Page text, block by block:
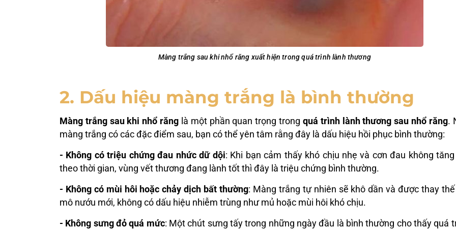
Màng trắng sau khi nhổ răng xuất hiện trong quá trình lành thương
2. Dấu hiệu màng trắng là bình thường
Màng trắng sau khi nhổ răng là một phần quan trọng trong quá trình lành thương sau nhổ răng.
màng trắng có các đặc điểm sau, bạn có thể yên tâm rằng đây là dấu hiệu hồi phục bình thường:
- Không có triệu chứng đau nhức dữ dội: Khi bạn cảm thấy khó chịu nhẹ và cơn đau không
theo thời gian, vùng vết thương đang lành tốt thì đây là triệu chứng bình thường.
- Không có mùi hôi hoặc chảy dịch bất thường: Màng trắng tự nhiên sẽ khô dần và được thay
mô nướu mới, không có dấu hiệu nhiễm trùng như mủ hoặc mùi hôi khó chịu.
- Không sưng đỏ quá mức: Một chút sưng tấy trong những ngày đầu là bình thường cho thấy quá